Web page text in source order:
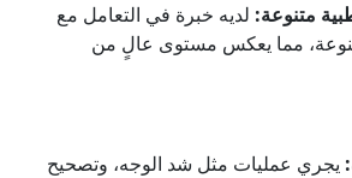
متنوعة: لديه خبرة في التعامل مع
مما يعكس مستوى عالٍ من
يجري عمليات مثل شد الوجه، وتصحيح